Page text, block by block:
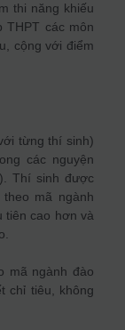
thi năng khiếu
THPT các môn
cộng với điểm
từng thí sinh)
các nguyện
Thí sinh được
mã ngành
tiên cao hơn và
mã ngành đào
chỉ tiêu, không